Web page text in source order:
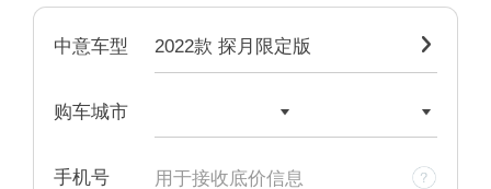
中意车型 2022款 探月限定版 
购车城市  
手机号